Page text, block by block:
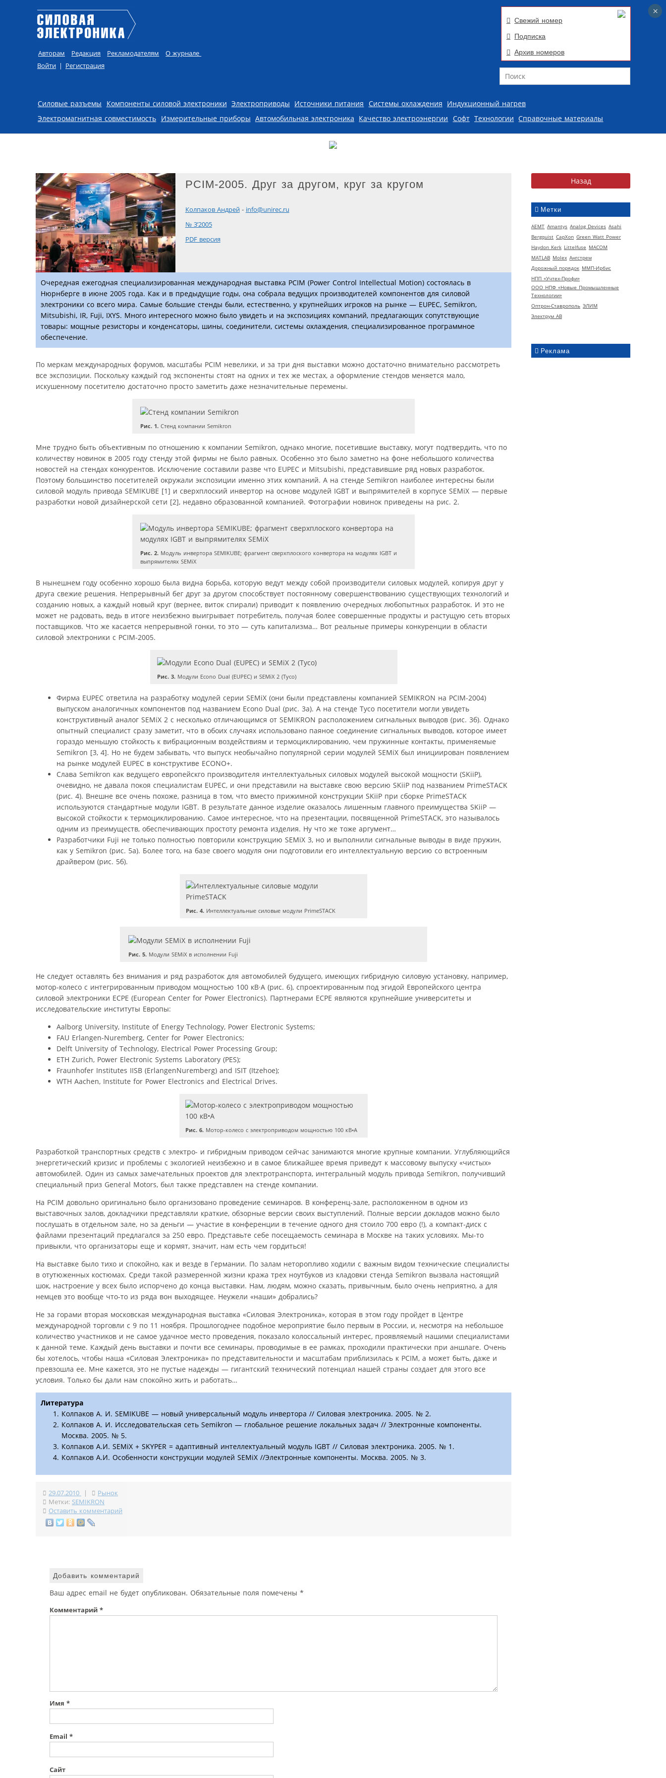
Авторам Редакция Рекламодателям
О журнале
Войти | Регистрация
Свежий номер
Подписка
Архив номеров
Поиск
Skip to content
Силовые разъемы Компоненты силовой электроники Электроприводы Источники питания Системы охлаждения Индукционный нагрев
Электромагнитная совместимость Измерительные приборы Автомобильная электроника Качество электроэнергии Софт Технологии Справочные материалы
Метки
AEMT Amantys Analog Devices Asahi
Bergquist CapXon Green Watt Power
Haydon Kerk Littelfuse MACOM
MATLAB Molex Ангстрем
Дорожный порядок ММП-Ирбис
НПП «Учтех-Профи»
ООО НПФ «Новые Промышленные
Технологии»
Оптрон-Ставрополь ЭЛИМ
Электрум АВ
Реклама
PCIM-2005. Друг за другом, круг за кругом
Колпаков Андрей- info@unirec.ru
№ 3’2005
PDF версия
Очередная ежегодная специализированная международная выставка PCIM (Power Control Intellectual Motion) состоялась в
Нюрнберге в июне 2005 года. Как и в предыдущие годы, она собрала ведущих производителей компонентов для силовой
электроники со всего мира. Самые большие стенды были, естественно, у крупнейших игроков на рынке — EUPEC, Semikron,
Mitsubishi, IR, Fuji, IXYS. Много интересного можно было увидеть и на экспозициях компаний, предлагающих сопутствующие
товары: мощные резисторы и конденсаторы, шины, соединители, системы охлаждения, специализированное программное
обеспечение.
По меркам международных форумов, масштабы PCIM невелики, и за три дня выставки можно достаточно внимательно рассмотреть
все экспозиции. Поскольку каждый год экспоненты стоят на одних и тех же местах, а оформление стендов меняется мало,
искушенному посетителю достаточно просто заметить даже незначительные перемены.
Рис. 1. Стенд компании Semikron
Мне трудно быть объективным по отношению к компании Semikron, однако многие, посетившие выставку, могут подтвердить, что по
количеству новинок в 2005 году стенду этой фирмы не было равных. Особенно это было заметно на фоне небольшого количества
новостей на стендах конкурентов. Исключение составили разве что EUPEC и Mitsubishi, представившие ряд новых разработок.
Поэтому большинство посетителей окружали экспозиции именно этих компаний. А на стенде Semikron наиболее интересны были
силовой модуль привода SEMIKUBE [1] и сверхплоский инвертор на основе модулей IGBT и выпрямителей в корпусе SEMiX — первые
разработки новой дизайнерской сети [2], недавно образованной компанией. Фотографии новинок приведены на рис. 2.
Рис. 2. Модуль инвертора SEMIKUBE; фрагмент сверхплоского конвертора на модулях IGBT и
выпрямителях SEMiX
В нынешнем году особенно хорошо была видна борьба, которую ведут между собой производители силовых модулей, копируя друг у
друга свежие решения. Непрерывный бег друг за другом способствует постоянному совершенствованию существующих технологий и
созданию новых, а каждый новый круг (вернее, виток спирали) приводит к появлению очередных любопытных разработок. И это не
может не радовать, ведь в итоге неизбежно выигрывает потребитель, получая более совершенные продукты и растущую сеть вторых
поставщиков. Что же касается непрерывной гонки, то это — суть капитализма… Вот реальные примеры конкуренции в области
силовой электроники с PCIM-2005.
Рис. 3. Модули Econo Dual (EUPEC) и SEMiX 2 (Tyco)
Фирма EUPEC ответила на разработку модулей серии SEMiX (они были представлены компанией SEMIKRON на PCIM-2004)
выпуском аналогичных компонентов под названием Econo Dual (рис. 3а). А на стенде Tyco посетители могли увидеть
конструктивный аналог SEMiX 2 с несколько отличающимся от SEMIKRON расположением сигнальных выводов (рис. 3б). Однако
опытный специалист сразу заметит, что в обоих случаях использовано паяное соединение сигнальных выводов, которое имеет
гораздо меньшую стойкость к вибрационным воздействиям и термоциклированию, чем пружинные контакты, применяемые
Semikron [3, 4]. Но не будем забывать, что выпуск необычайно популярной серии модулей SEMiX был инициирован появлением
на рынке модулей EUPEC в конструктиве ECONO+.
Слава Semikron как ведущего европейскго производителя интеллектуальных силовых модулей высокой мощности (SKiiP),
очевидно, не давала покоя специалистам EUPEC, и они представили на выставке свою версию SKiiP под названием PrimeSTACK
(рис. 4). Внешне все очень похоже, разница в том, что вместо прижимной конструкции SKiiP при сборке PrimeSTACK
используются стандартные модули IGBT. В результате данное изделие оказалось лишенным главного преимущества SKiiP —
высокой стойкости к термоциклированию. Самое интересное, что на презентации, посвященной PrimeSTACK, это называлось
одним из преимуществ, обеспечивающих простоту ремонта изделия. Ну что же тоже аргумент…
Разработчики Fuji не только полностью повторили конструкцию SEMiX 3, но и выполнили сигнальные выводы в виде пружин,
как у Semikron (рис. 5а). Более того, на базе своего модуля они подготовили его интеллектуальную версию со встроенным
драйвером (рис. 5б).
Рис. 4. Интеллектуальные силовые модули PrimeSTACK
Рис. 5. Модули SEMiX в исполнении Fuji
Не следует оставлять без внимания и ряд разработок для автомобилей будущего, имеющих гибридную силовую установку, например,
мотор-колесо с интегрированным приводом мощностью 100 кВ·А (рис. 6), спроектированным под эгидой Европейского центра
силовой электроники ЕСРЕ (European Center for Power Electronics). Партнерами ЕСРЕ являются крупнейшие университеты и
исследовательские институты Европы:
Aalborg University, Institute of Energy Technology, Power Electronic Systems;
FAU Erlangen-Nuremberg, Center for Power Electronics;
Delft University of Technology, Electrical Power Processing Group;
ETH Zurich, Power Electronic Systems Laboratory (PES);
Fraunhofer Institutes IISB (ErlangenNuremberg) and ISIT (Itzehoe);
WTH Aachen, Institute for Power Electronics and Electrical Drives.
Рис. 6. Мотор-колесо с электроприводом мощностью 100 кВ•А
Разработкой транспортных средств с электро- и гибридным приводом сейчас занимаются многие крупные компании. Углубляющийся
энергетический кризис и проблемы с экологией неизбежно и в самое ближайшее время приведут к массовому выпуску «чистых»
автомобилей. Один из самых замечательных проектов для электротранспорта, интегральный модуль привода Semikron, получивший
специальный приз General Motors, был также представлен на стенде компании.
На PCIM довольно оригинально было организовано проведение семинаров. В конференц-зале, расположенном в одном из
выставочных залов, докладчики представляли краткие, обзорные версии своих выступлений. Полные версии докладов можно было
послушать в отдельном зале, но за деньги — участие в конференции в течение одного дня стоило 700 евро (!), а компакт-диск с
файлами презентаций предлагался за 250 евро. Представьте себе посещаемость семинара в Москве на таких условиях. Мы-то
привыкли, что организаторы еще и кормят, значит, нам есть чем гордиться!
На выставке было тихо и спокойно, как и везде в Германии. По залам неторопливо ходили с важным видом технические специалисты
в отутюженных костюмах. Среди такой размеренной жизни кража трех ноутбуков из кладовки стенда Semikron вызвала настоящий
шок, настроение у всех было испорчено до конца выставки. Нам, людям, можно сказать, привычным, было очень неприятно, а для
немцев это вообще что-то из ряда вон выходящее. Неужели «наши» добрались?
Не за горами вторая московская международная выставка «Силовая Электроника», которая в этом году пройдет в Центре
международной торговли с 9 по 11 ноября. Прошлогоднее подобное мероприятие было первым в России, и, несмотря на небольшое
количество участников и не самое удачное место проведения, показало колоссальный интерес, проявляемый нашими специалистами
к данной теме. Каждый день выставки и почти все семинары, проводимые в ее рамках, проходили практически при аншлаге. Очень
бы хотелось, чтобы наша «Силовая Электроника» по представительности и масштабам приблизилась к РСIM, а может быть, даже и
превзошла ее. Мне кажется, это не пустые надежды — гигантский технический потенциал нашей страны создает для этого все
условия. Только бы дали нам спокойно жить и работать…
Литература
Колпаков А. И. SEMIKUBE — новый универсальный модуль инвертора // Силовая электроника. 2005. № 2.
Колпаков А. И. Исследовательская сеть Semikron — глобальное решение локальных задач // Электронные компоненты.
Москва. 2005. № 5.
Колпаков А.И. SEMiX + SKYPER = адаптивный интеллектуальный модуль IGBT // Силовая электроника. 2005. № 1.
Колпаков А.И. Особенности конструкции модулей SEMiX //Электронные компоненты. Москва. 2005. № 3.
29.07.2010 |
Рынок
Метки: SEMIKRON
Оставить комментарий
Добавить комментарий
Ваш адрес email не будет опубликован. Обязательные поля помечены *
Комментарий *
Имя *
Email *
Сайт
×
×